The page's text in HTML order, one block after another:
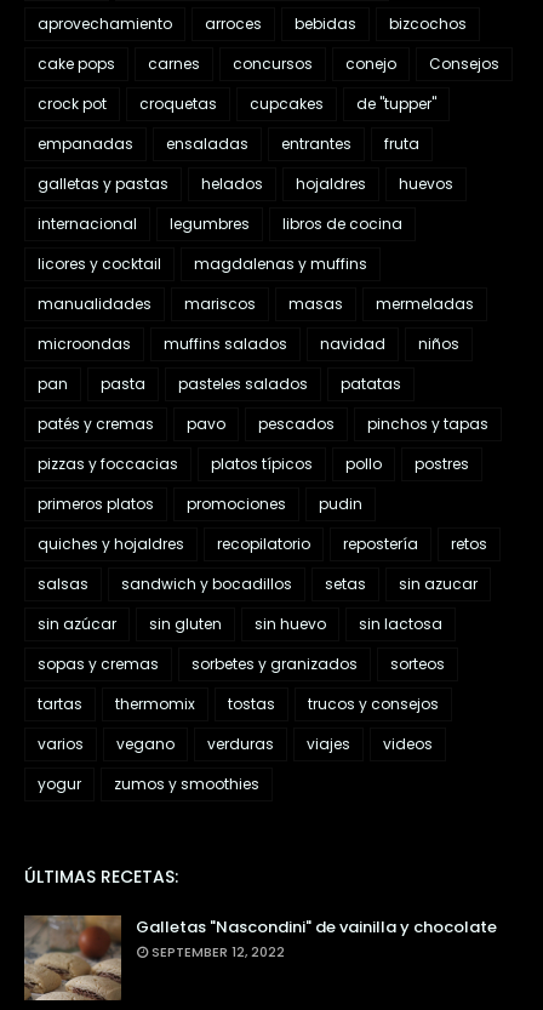
aprovechamiento
arroces bebidas
bizcochos
cake pops
carnes concursos conejo
Consejos
crock pot
croquetas cupcakes
de "tupper"
empanadas
ensaladas entrantes
fruta
galletas y pastas
helados hojaldres
huevos
internacional
legumbres
libros de cocina
licores y cocktail
magdalenas y muffins
manualidades
mariscos masas
mermeladas
microondas
muffins salados navidad
niños
pan
pasta pasteles salados
patatas
patés y cremas
pavo pescados
pinchos y tapas
pizzas y foccacias
platos típicos pollo
postres
primeros platos
promociones
pudin
quiches y hojaldres
recopilatorio repostería
retos
salsas
sandwich y bocadillos setas
sin azucar
sin azúcar
sin gluten sin huevo
sin lactosa
sopas y cremas
sorbetes y granizados
sorteos
tartas
thermomix tostas
trucos y consejos
varios
vegano verduras viajes
videos
yogur
zumos y smoothies
ÚLTIMAS RECETAS:
Galletas "Nascondini" de vainilla y chocolate
SEPTEMBER 12, 2022